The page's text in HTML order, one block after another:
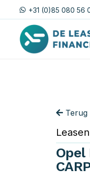
+31 (0)85 080 56
Terug
Opel